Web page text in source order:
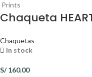
Prints
Chaqueta
Chaquetas
In stock
S/160.00